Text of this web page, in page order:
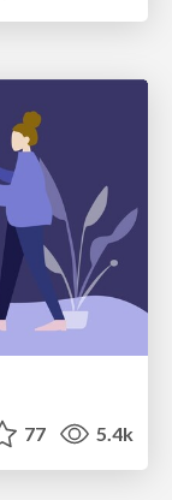
77 5.4k